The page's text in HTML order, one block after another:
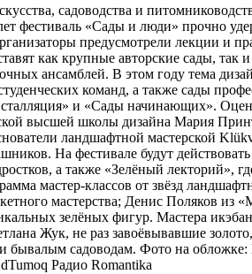
садоводства и
«Сады и люди» прочно
предусмотрели лекции и
как крупные авторские сады, так
ансамблей. В этом году тема
команд, а также сады
и «Сады начинающих».
высшей школы дизайна Мария
ландшафтной мастерской
На фестивале будут
а также «Зелёный лекторий»,
мастер-классов от звёзд
мастерства; Денис Поляков из
зелёных фигур. Мастера
Жук, не раз завоёвывавшие
садоводам. Фото на
Радио Romantika